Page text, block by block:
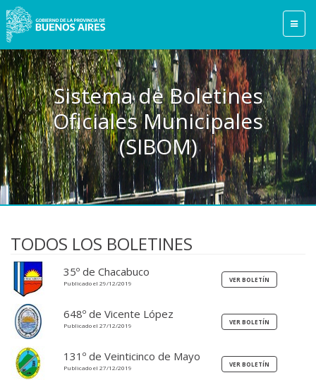
Sistema de Boletines
Oficiales Municipales
(SIBOM)
TODOS LOS BOLETINES
35º de Chacabuco
Publicado el 29/12/2019
648º de Vicente López
Publicado el 27/12/2019
131º de Veinticinco de Mayo
Publicado el 27/12/2019